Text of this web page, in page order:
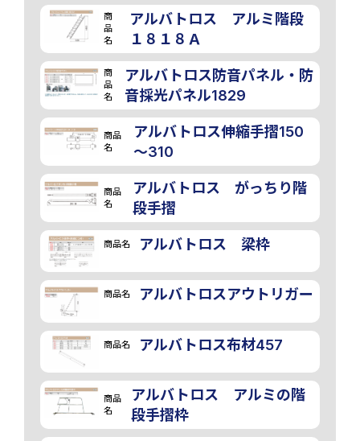
商
品
名
アルバトロス アルミ階段
１８１８Ａ
商
品
名
アルバトロス防音パネル・防
音採光パネル1829
商品
名
アルバトロス伸縮手摺150
～310
商品
名
アルバトロス がっちり階
段手摺
商品名 アルバトロス 梁枠
商品名 アルバトロスアウトリガー
商品名 アルバトロス布材457
商品
名
アルバトロス アルミの階
段手摺枠